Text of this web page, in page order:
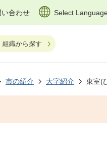
い合わせ Select
組織から探す
市の紹介 大字紹介 東室(